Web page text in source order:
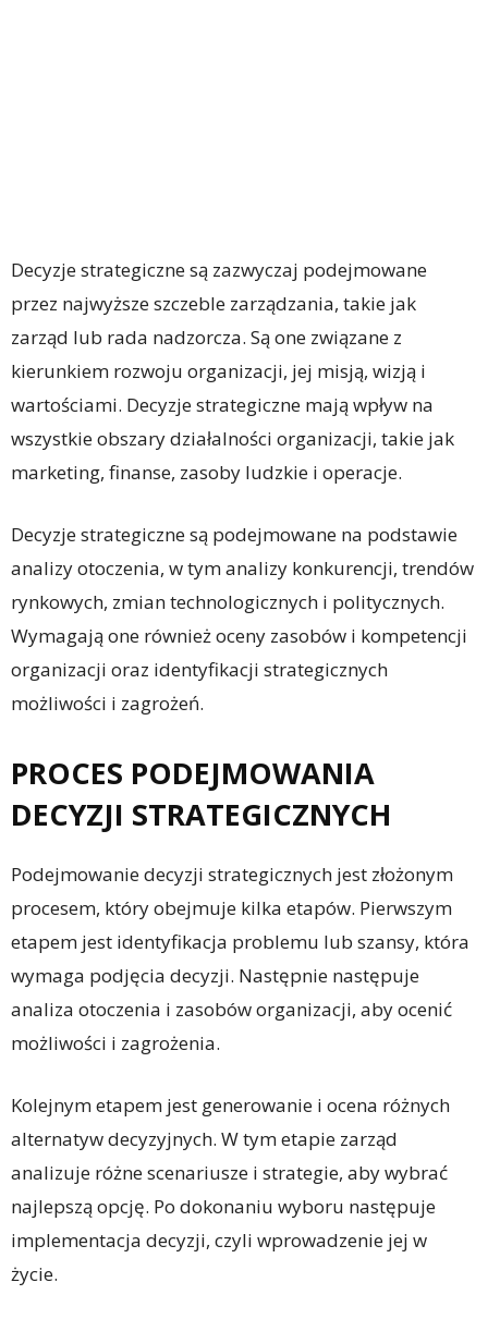
Decyzje strategiczne są zazwyczaj podejmowane
przez najwyższe szczeble zarządzania, takie jak
zarząd lub rada nadzorcza. Są one związane z
kierunkiem rozwoju organizacji, jej misją, wizją i
wartościami. Decyzje strategiczne mają wpływ na
wszystkie obszary działalności organizacji, takie jak
marketing, finanse, zasoby ludzkie i operacje.
Decyzje strategiczne są podejmowane na podstawie
analizy otoczenia, w tym analizy konkurencji, trendów
rynkowych, zmian technologicznych i politycznych.
Wymagają one również oceny zasobów i kompetencji
organizacji oraz identyfikacji strategicznych
możliwości i zagrożeń.
PROCES PODEJMOWANIA
DECYZJI STRATEGICZNYCH
Podejmowanie decyzji strategicznych jest złożonym
procesem, który obejmuje kilka etapów. Pierwszym
etapem jest identyfikacja problemu lub szansy, która
wymaga podjęcia decyzji. Następnie następuje
analiza otoczenia i zasobów organizacji, aby ocenić
możliwości i zagrożenia.
Kolejnym etapem jest generowanie i ocena różnych
alternatyw decyzyjnych. W tym etapie zarząd
analizuje różne scenariusze i strategie, aby wybrać
najlepszą opcję. Po dokonaniu wyboru następuje
implementacja decyzji, czyli wprowadzenie jej w
życie.